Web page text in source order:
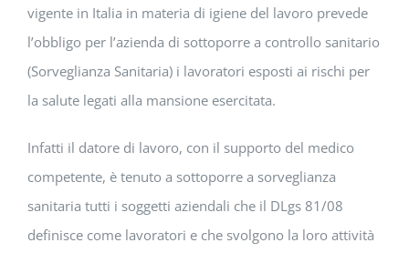
vigente in Italia in materia di igiene del lavoro prevede
l’obbligo per l’azienda di sottoporre a controllo sanitario
(Sorveglianza Sanitaria) i lavoratori esposti ai rischi per
la salute legati alla mansione esercitata.
Infatti il datore di lavoro, con il supporto del medico
competente, è tenuto a sottoporre a sorveglianza
sanitaria tutti i soggetti aziendali che il DLgs 81/08
definisce come lavoratori e che svolgono la loro attività